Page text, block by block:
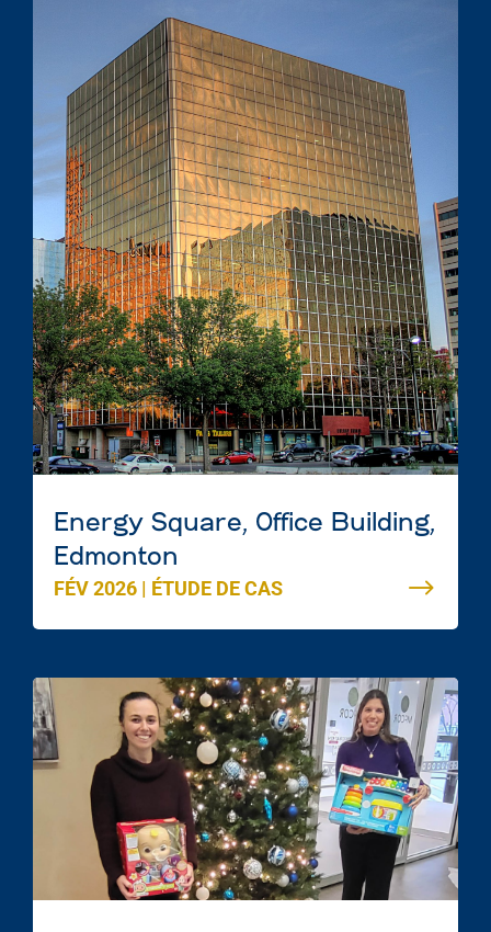
Energy Square, Office Building,
Edmonton
FÉV 2026 | ÉTUDE DE CAS